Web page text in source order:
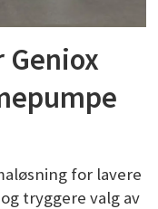
for lavere
tryggere valg av